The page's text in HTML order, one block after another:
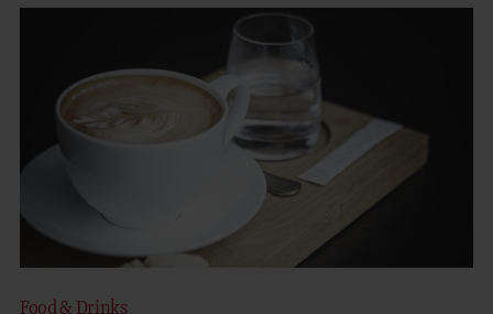
FAMILY TIME
MOUNTAIN SPA
MANEGGIO
OUTDOOR
Food & Drinks